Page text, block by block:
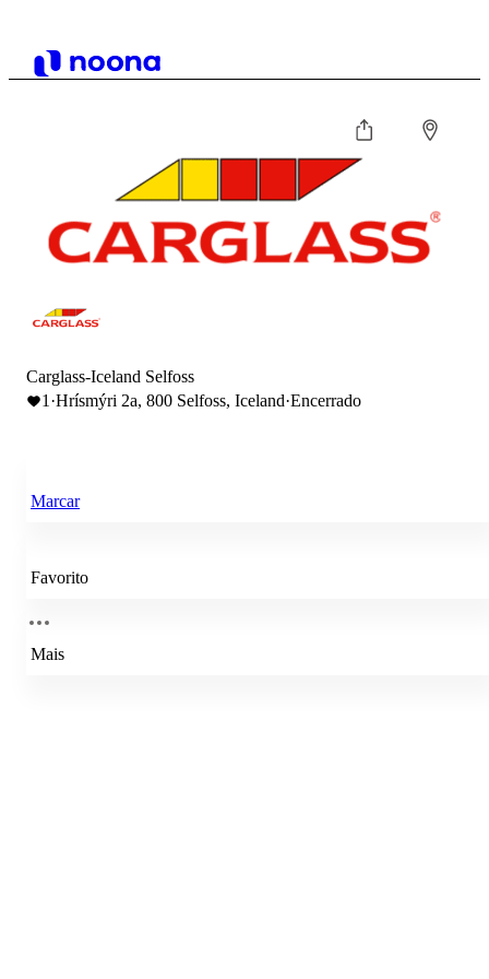
Carglass-Iceland Selfoss
1 ·Hrísmýri 2a, 800 Selfoss, Iceland·Encerrado
Marcar
Favorito
Mais